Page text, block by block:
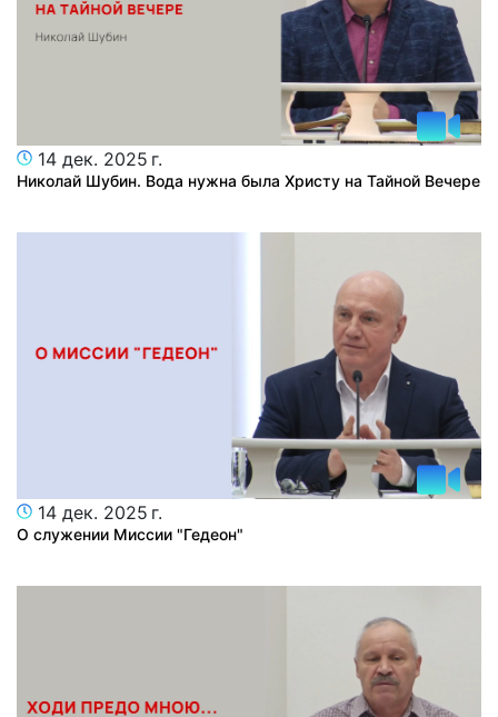
14 дек. 2025 г.
Николай Шубин. Вода нужна была Христу на Тайной Вечере
14 дек. 2025 г.
О служении Миссии "Гедеон"